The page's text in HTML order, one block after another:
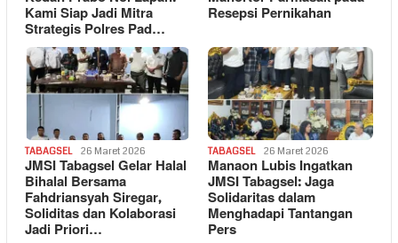
Kami Siap Jadi Mitra
Strategis Polres Pad…
Resepsi Pernikahan
TABAGSEL 26 Maret 2026
JMSI Tabagsel Gelar Halal
Bihalal Bersama
Fahdriansyah Siregar,
Soliditas dan Kolaborasi
Jadi Priori…
TABAGSEL 26 Maret 2026
Manaon Lubis Ingatkan
JMSI Tabagsel: Jaga
Solidaritas dalam
Menghadapi Tantangan
Pers